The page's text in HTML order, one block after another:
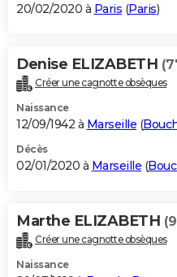
20/02/2020 à Paris (Paris)
Denise ELIZABETH
Créer une cagnotte obsèques
Naissance
12/09/1942 à Marseille (
Décès
02/01/2020 à Marseille (
Marthe ELIZABETH
Créer une cagnotte obsèques
Naissance